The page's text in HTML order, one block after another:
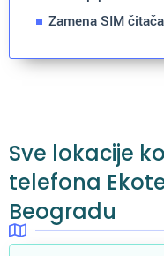
Zamena SIM čitača
Sve lokacije
telefona
Beogradu